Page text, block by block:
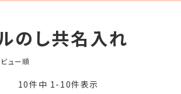
のし共名入れ
ビュー順
10件中 1 - 10件表示